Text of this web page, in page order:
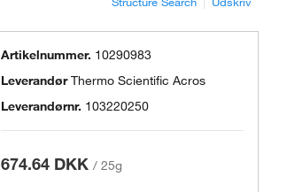
Artikelnummer. 10290983
LeverandørThermo Scientific Acros
Leverandørnr. 103220250
674.64 DKK / 25g